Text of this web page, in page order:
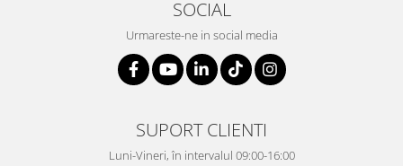
SOCIAL
Urmareste-ne in social media
SUPORT CLIENTI
Luni-Vineri, în intervalul 09:00-16:00